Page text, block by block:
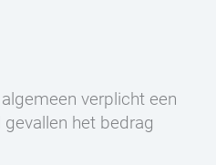
verplicht een
het bedrag